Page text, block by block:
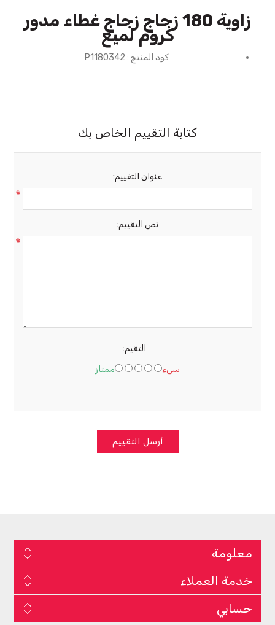
زاوية 180 زجاج زجاج غطاء مدور
كروم لميع
كود المنتج : P1180342
كتابة التقييم الخاص بك
عنوان التقييم:
*
نص التقييم:
*
التقيم:
سىء
ممتاز
أرسل التقييم
معلومة
خدمة العملاء
حسابي